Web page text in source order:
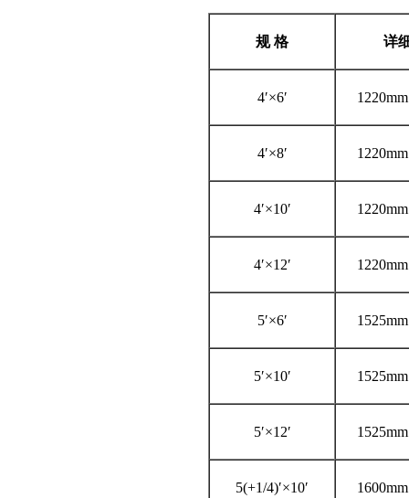
规 格 详
4′×6′
4′×8′
4′×10′
4′×12′
5′×6′
5′×10′
5′×12′
5(+1/4)′×10′